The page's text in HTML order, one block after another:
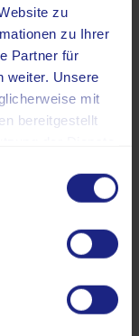
zu
zu Ihrer
Partner für
weiter. Unsere
mit
bereitgestellt
und
sich an der